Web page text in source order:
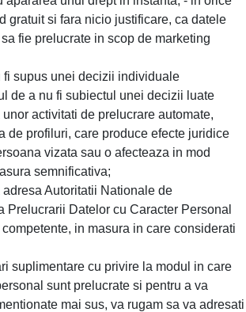
gratuit si fara nicio justificare, ca datele
fie prelucrate in scop de marketing
fi supus unei decizii individuale
de a nu fi subiectul unei decizii luate
activitati de prelucrare automate,
de profiluri, care produce efecte juridice
vizata sau o afecteaza in mod
semnificativa;
Autoritatii Nationale de
Prelucrarii Datelor cu Caracter Personal
in masura in care considerati
suplimentare cu privire la modul in care
sunt prelucrate si pentru a va
mai sus, va rugam sa va adresati